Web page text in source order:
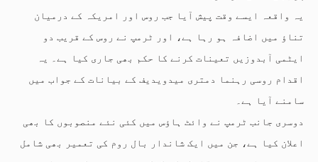
یہ واقعہ ایسے وقت پیش آیا جب روس اور امریکہ کے درمیان
تناؤ میں اضافہ ہو رہا ہے، اور ٹرمپ نے روس کے قریب دو
ایٹمی آبدوزیں تعینات کرنے کا حکم بھی جاری کیا ہے۔ یہ
اقدام روسی رہنما دمتری میدویدیف کے بیانات کے جواب میں
سامنے آیا ہے۔
دوسری جانب ٹرمپ نے وائٹ ہاؤس میں کئی نئے منصوبوں کا بھی
اعلان کیا ہے، جن میں ایک شاندار بال روم کی تعمیر بھی شامل